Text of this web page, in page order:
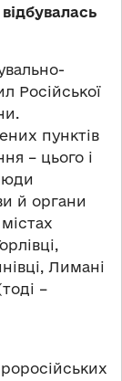
Російської
пунктів
– цього і
й органи
Лимані
–